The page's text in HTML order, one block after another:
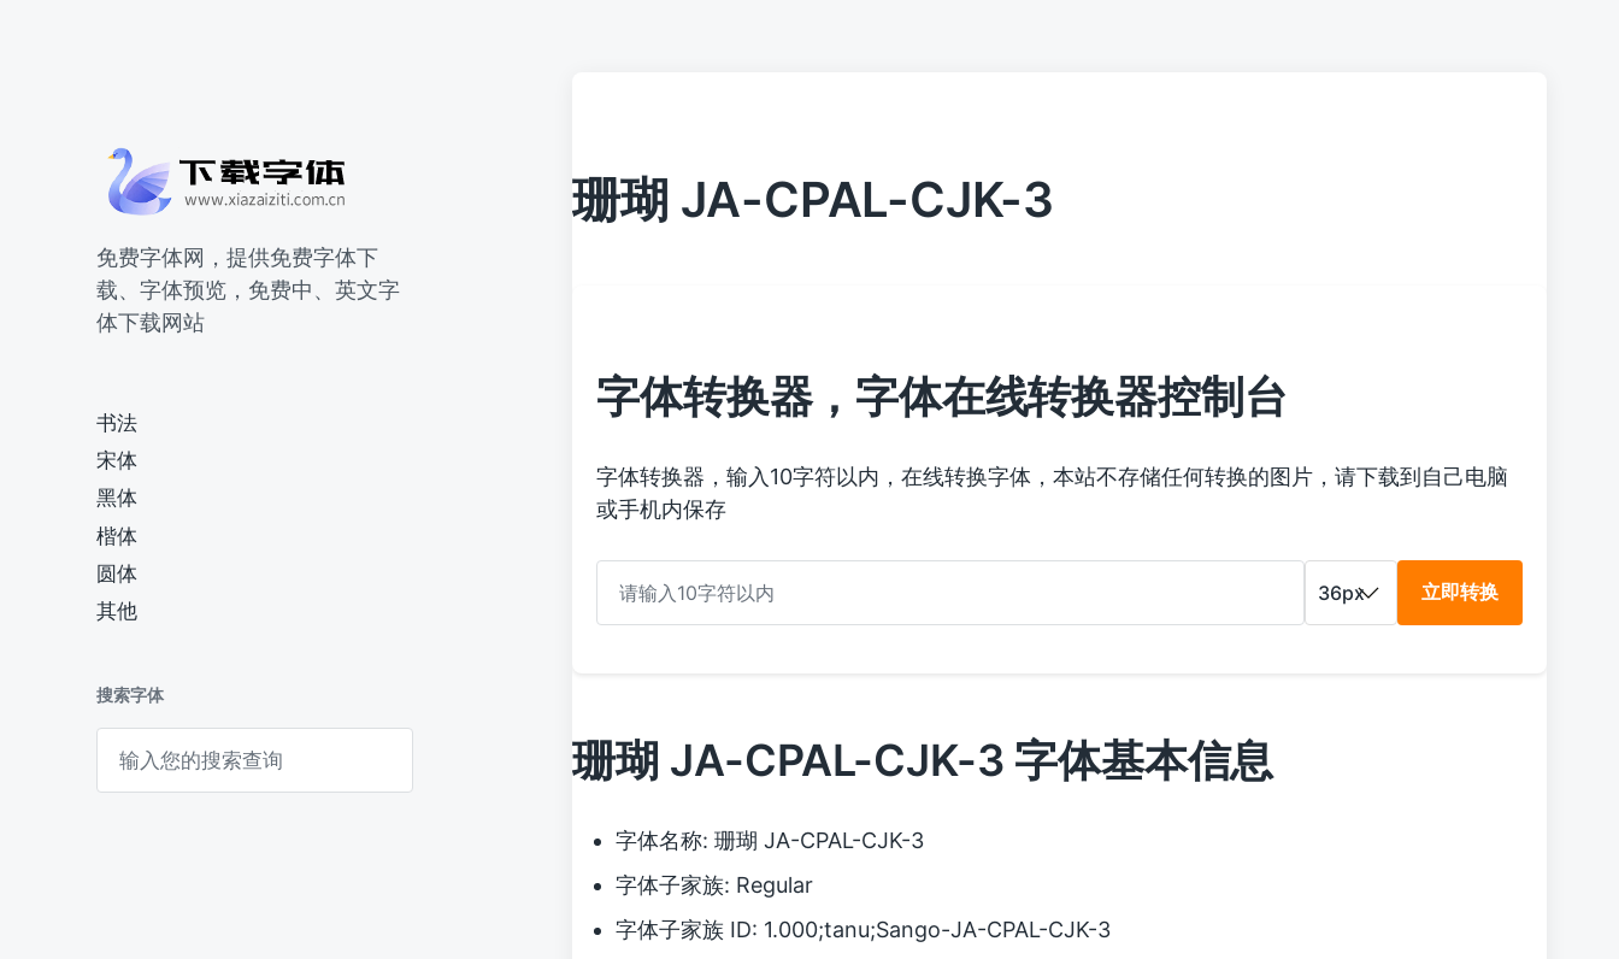
免费字体网，提供免费字体下
载、字体预览，免费中、英文字
体下载网站
书法
宋体
黑体
楷体
圆体
其他
搜索字体
珊瑚 JA-CPAL-CJK-3
字体转换器，字体在线转换器控制台
字体转换器，输入10字符以内，在线转换字体，本站不存储任何转换的图片，请下载到自己电脑
或手机内保存
立即转换
珊瑚 JA-CPAL-CJK-3 字体基本信息
字体名称: 珊瑚 JA-CPAL-CJK-3
字体子家族: Regular
字体子家族 ID: 1.000;tanu;Sango-JA-CPAL-CJK-3